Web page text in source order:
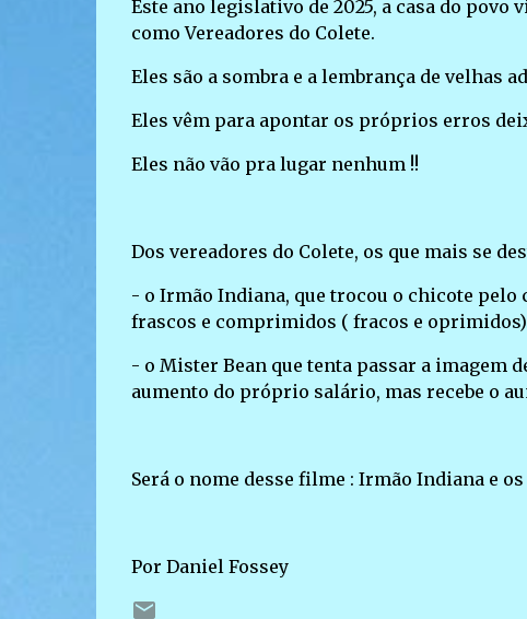
Este ano legislativo de 2025, a casa do
como Vereadores do Colete.
Eles são a sombra e a lembrança de velhas
Eles vêm para apontar os próprios erros
Eles não vão pra lugar nenhum !!
Dos vereadores do Colete, os que mais se
- o Irmão Indiana, que trocou o chicote pelo
frascos e comprimidos ( fracos e
- o Mister Bean que tenta passar a imagem
aumento do próprio salário, mas recebe o
Será o nome desse filme : Irmão Indiana e
Por Daniel Fossey